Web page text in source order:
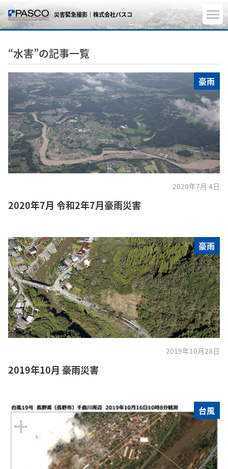
災害緊急撮影｜株式会社パスコ
“水害”の記事一覧
豪雨
2020年7月 4日
2020年7月 令和2年7月豪雨災害
豪雨
2019年10月28日
2019年10月 豪雨災害
台風